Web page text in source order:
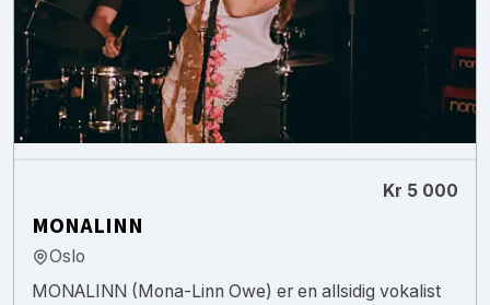
Kr 5 000
MONALINN
Oslo
MONALINN (Mona-Linn Owe) er en allsidig vokalist